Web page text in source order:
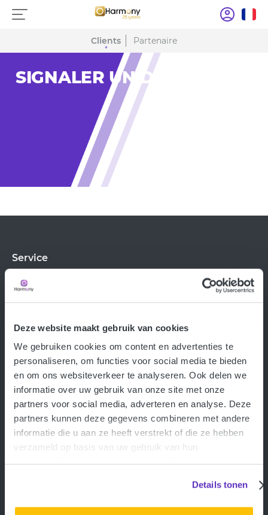
Deze website maakt gebruik van cookies
We gebruiken cookies om content en advertenties te
personaliseren, om functies voor social media te bieden
en om ons websiteverkeer te analyseren. Ook delen we
informatie over uw gebruik van onze site met onze
partners voor social media, adverteren en analyse. Deze
partners kunnen deze gegevens combineren met andere
informatie die u aan ze heeft verstrekt of die ze hebben
verzameld op basis van uw gebruik van hun
Details tonen
Clients Partenaire
SIGNALER UN DOMMAGE
Service
Signaler un vol
Transmettre des modifications
Déposer une plainte
Informations
À propos d’Harmony
Politique de confidentialité
Politique de cookies
Wft
Devenir un partenaire
Modifier les paramètres des cookies
Contact